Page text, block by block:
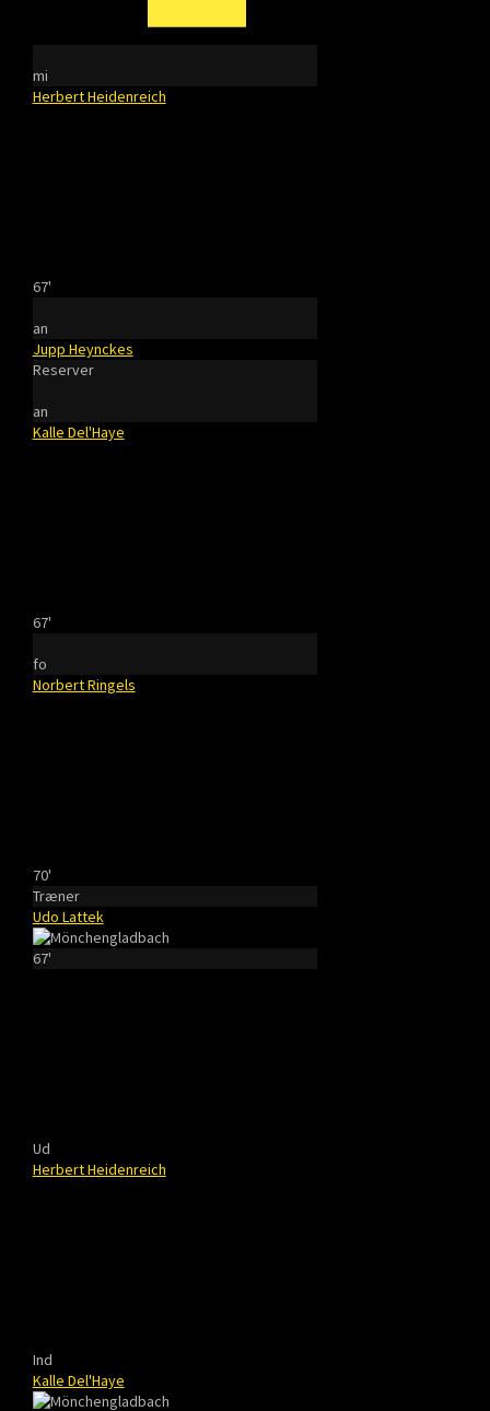
mi
Herbert Heidenreich
67'
an
Jupp Heynckes
Reserver
an
Kalle Del'Haye
67'
fo
Norbert Ringels
70'
Træner
Udo Lattek
67'
Ud
Herbert Heidenreich
Ind
Kalle Del'Haye